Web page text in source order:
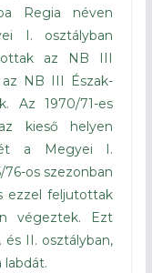
Regia néven
I. osztályban
az NB III
az NB III Észak-
Az 1970/71-es
kieső helyen
a Megyei I.
76-os szezonban
ezzel feljutottak
végeztek. Ezt
II. osztályban,
labdát.